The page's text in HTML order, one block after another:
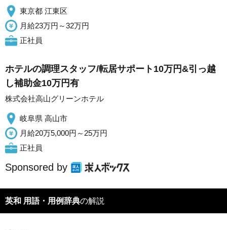
東京都 江東区
月給23万円～32万円
正社員
ホテルの調理スタッフ/転居サポート10万円&引っ越
し補助金10万円有
株式会社高山グリーンホテル
岐阜県 高山市
月給20万5,000円～25万円
正社員
Sponsored by
英和 用語・用例辞典の解説